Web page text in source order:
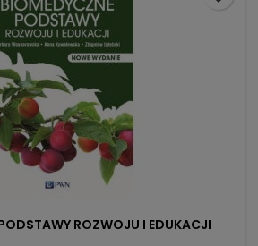
ROZWOJU I EDUKACJI